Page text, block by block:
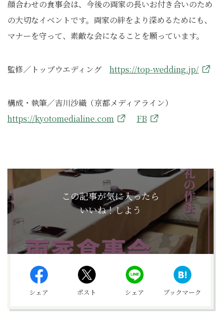
顔合わせの食事会は、今後の両家の長いお付き合いのため
の大切なイベントです。両家の絆をより深めるためにも、
マナーを守って、素敵な会になることを願っています。
監修／トップウエディング https://top-wedding.jp/
構成・執筆／吉川沙織（京都メディアライン）
https://kyotomedialine.com
FB
この記事が気に入ったら
いいね！しよう
シェア ポスト シェア ブックマーク